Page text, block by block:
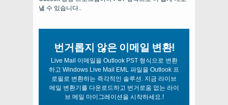
낼 수 있습니다..
번거롭지 않은 이메일 변환!
Live Mail 이메일을 Outlook PST 형식으로 변환
하고 Windows Live Mail EML 파일을 Outlook 프
로필로 변환하는 즉각적인 솔루션. 지금 라이브
메일 변환기를 다운로드하고 번거로움 없는 라이
브 메일 마이그레이션을 시작하세요.!